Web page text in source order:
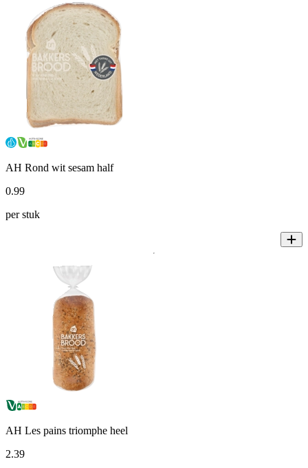
AH Rond wit sesam half
0.99
per stuk
AH Les pains triomphe heel
2.39